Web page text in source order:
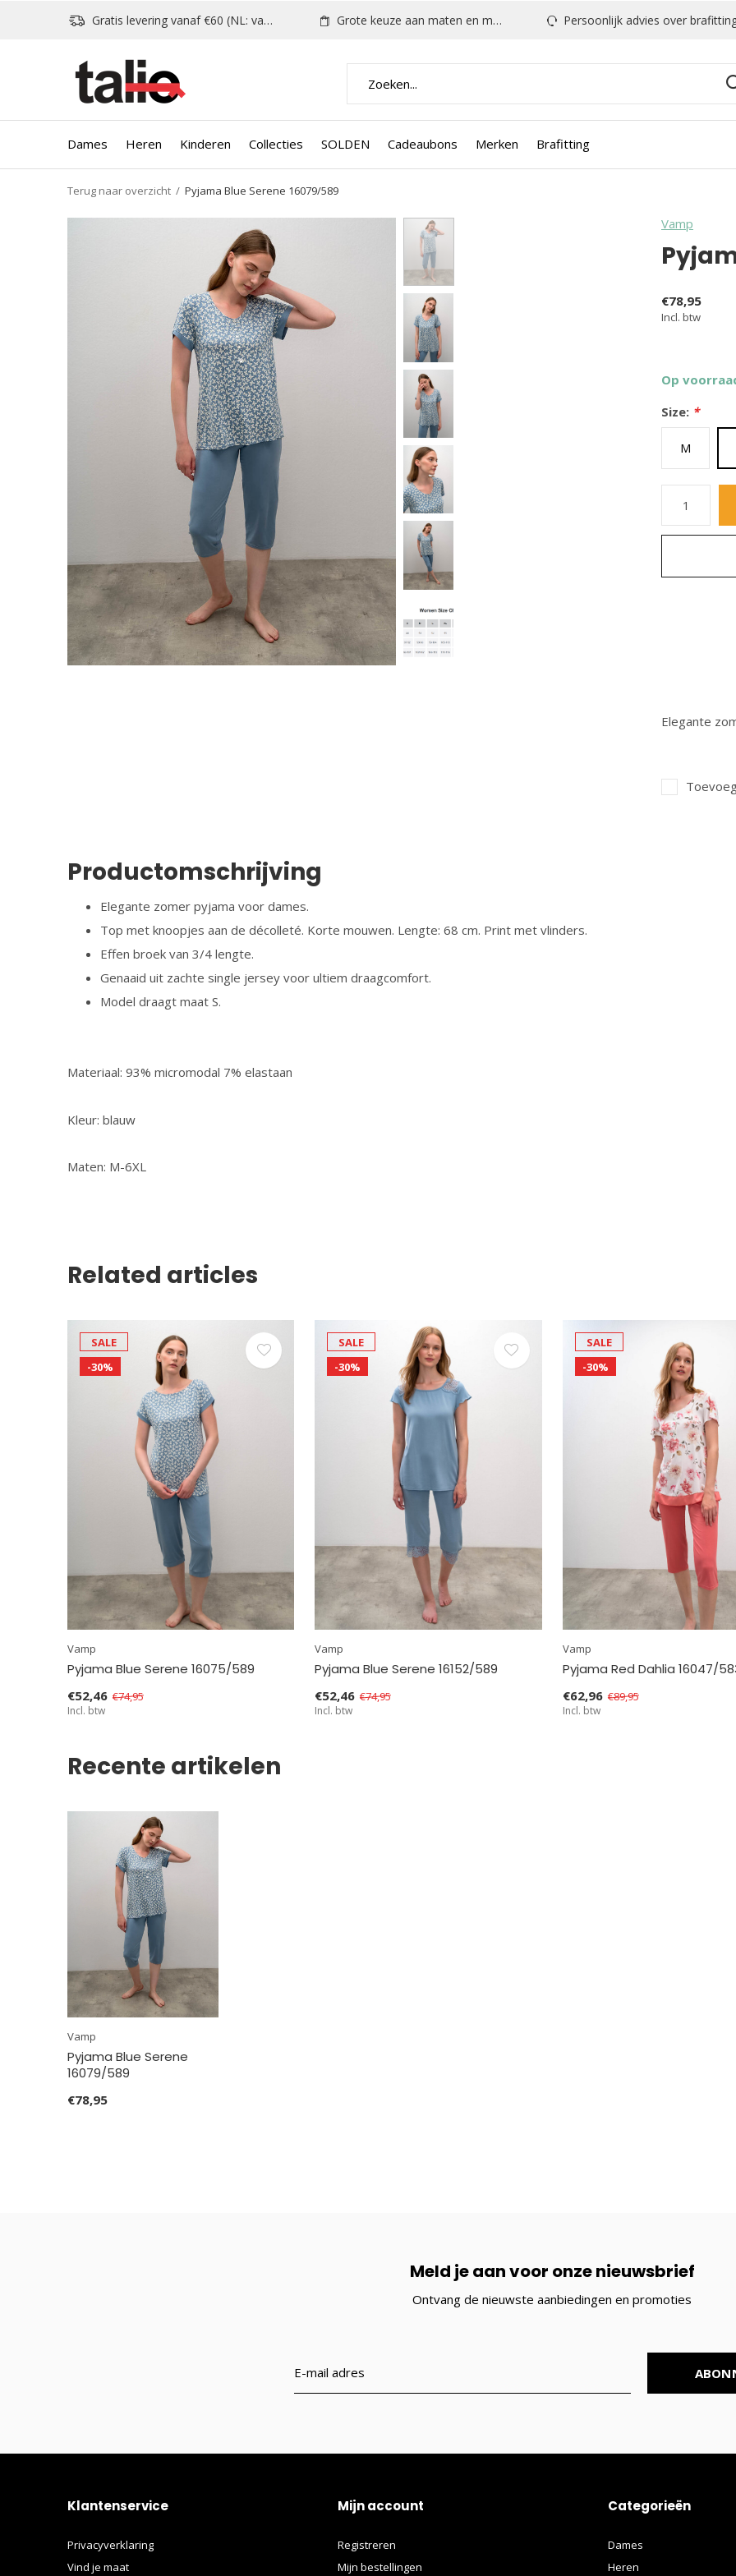
Dames Heren Kinderen Collecties SOLDEN Cadeaubons Merken Brafitting
Gratis levering vanaf €60 (NL: vanaf €80) Grote keuze aan maten en modellen Persoonlijk advies over brafitting &
Terug naar overzicht Pyjama Blue Serene 16079/589
Vamp
€78,95
Incl. btw
Op
Size: *
M
Elegante
Productomschrijving
Elegante zomer pyjama voor dames.
Top met knoopjes aan de décolleté. Korte mouwen. Lengte: 68 cm. Print met vlinders.
Effen broek van 3/4 lengte.
Genaaid uit zachte single jersey voor ultiem draagcomfort.
Model draagt maat S.
Materiaal: 93% micromodal 7% elastaan
Kleur: blauw
Maten: M-6XL
Related articles
SALE
-30%
Vamp
Pyjama Blue Serene 16075/589
€52,46 €74,95
Incl. btw
SALE
-30%
Vamp
Pyjama Blue Serene 16152/589
€52,46 €74,95
Incl. btw
SALE
-30%
Vamp
Pyjama Red Dahlia 16047/
€62,96 €89,95
Incl. btw
Recente artikelen
Vamp
Pyjama Blue Serene
16079/589
€78,95
Meld je aan voor onze nieuwsbrief
Ontvang de nieuwste aanbiedingen en promoties
Klantenservice
Privacyverklaring
Vind je maat
Mijn account
Registreren
Mijn bestellingen
Categorieën
Dames
Heren